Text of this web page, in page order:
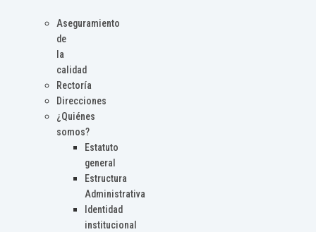
Aseguramiento
de
la
calidad
Rectoría
Direcciones
¿Quiénes
somos?
Estatuto
general
Estructura
Administrativa
Identidad
institucional